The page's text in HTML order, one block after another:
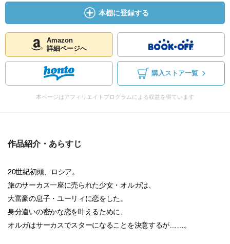
本棚に登録する
Amazon
詳細ページへ
購入ストア一覧
本ページはアフィリエイトプログラムによる収益を得ています
作品紹介・あらすじ
20世紀初頭、ロシア。
旅のサーカス一座に売られた少女・オルガは、
大富豪の息子・ユーリィに恋をした。
身分違いの密かな恋を叶えるために、
オルガはサーカスでスターになることを決意するが……。